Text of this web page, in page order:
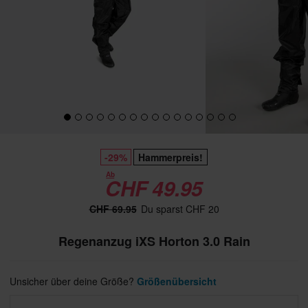
-29% Hammerpreis!
Ab
CHF 49.95
CHF 69.95 Du sparst CHF 20
Regenanzug iXS Horton 3.0 Rain
Unsicher über deine Größe? Größenübersicht